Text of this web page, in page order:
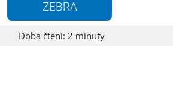
ZEBRA
Doba čtení: 2 minuty